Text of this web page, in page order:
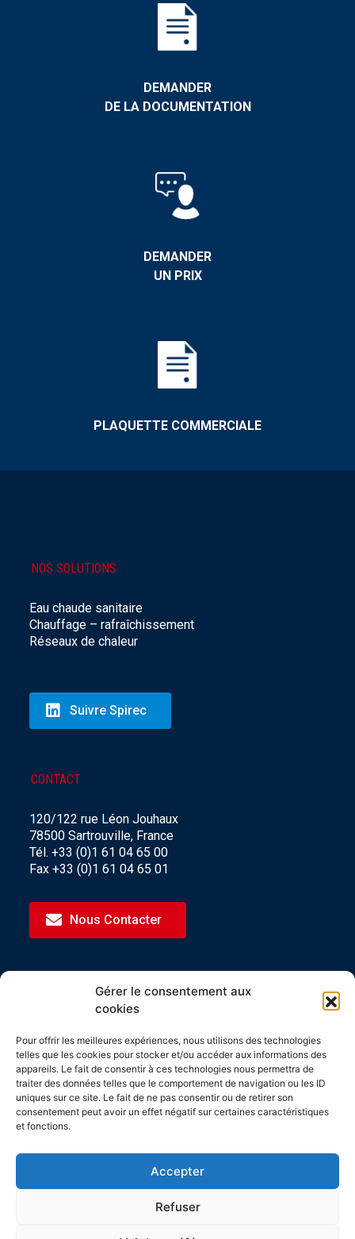
Gérer le consentement aux
cookies
Pour offrir les meilleures expériences, nous utilisons des technologies
telles que les cookies pour stocker et/ou accéder aux informations des
appareils. Le fait de consentir à ces technologies nous permettra de
traiter des données telles que le comportement de navigation ou les ID
uniques sur ce site. Le fait de ne pas consentir ou de retirer son
consentement peut avoir un effet négatif sur certaines caractéristiques
et fonctions.
Accepter
Refuser
DEMANDER
DE LA DOCUMENTATION
DEMANDER
UN PRIX
PLAQUETTE COMMERCIALE
NOS SOLUTIONS
Eau chaude sanitaire
Chauffage – rafraîchissement
Réseaux de chaleur
Suivre Spirec
CONTACT
120/122 rue Léon Jouhaux
78500 Sartrouville, France
Tél. +33 (0)1 61 04 65 00
Fax +33 (0)1 61 04 65 01
Nous Contacter
CERTIFICATIONS
Les produits Spirec sont tous fabriqués en Ile-
de-France et certifiés Origine France Garantie.
Spirec est lauréat du concours i-nov 2020.
© Spirec 2026